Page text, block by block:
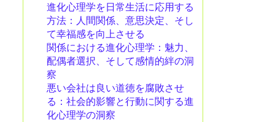
進化心理学を日常生活に応用する
方法：人間関係、意思決定、そし
て幸福感を向上させる
関係における進化心理学：魅力、
配偶者選択、そして感情的絆の洞
察
悪い会社は良い道徳を腐敗させ
る：社会的影響と行動に関する進
化心理学の洞察